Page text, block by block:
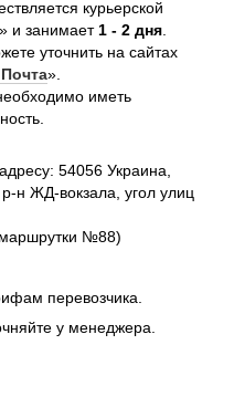
курьерской
» и занимает 1 - 2 дня
уточнить на сайтах
».
иметь
54056 Украина,
н ЖД-вокзала, угол улиц
№88)
перевозчика.
у менеджера.